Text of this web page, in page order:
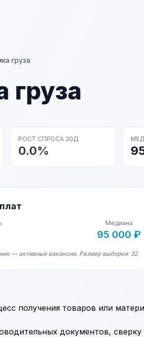
груза
груза
РОСТ СПРОСА 30Д
0.0%
Медиана
95 000 ₽
— активные вакансии. Размер выборки: 32.
получения товаров или
документов,